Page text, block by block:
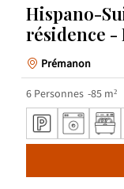
Hispano-
résidence -
Prémanon
6 Personnes 85 m²